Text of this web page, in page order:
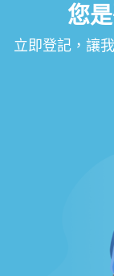
您
立即登記，讓